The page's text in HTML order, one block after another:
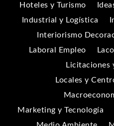
Hoteles y Turismo
Industrial y Logística
Interiorismo
Laboral Empleo
Licitaciones
Locales y
Marketing y Tecnología